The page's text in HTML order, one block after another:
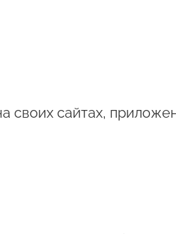
своих сайтах,